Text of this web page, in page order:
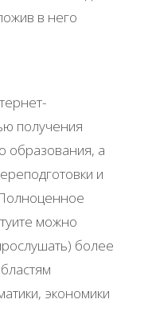
в него
получения
образования, а
и
можно
более
экономики